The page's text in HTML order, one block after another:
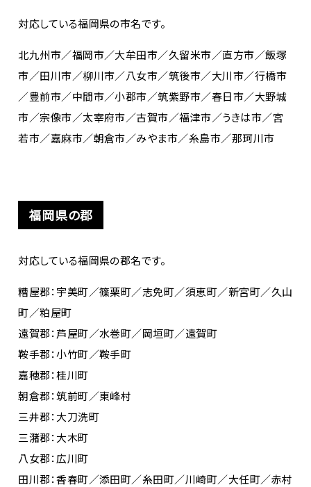
対応している福岡県の市名です。
北九州市／福岡市／大牟田市／久留米市／直方市／飯塚
市／田川市／柳川市／八女市／筑後市／大川市／行橋市
／豊前市／中間市／小郡市／筑紫野市／春日市／大野城
市／宗像市／太宰府市／古賀市／福津市／うきは市／宮
若市／嘉麻市／朝倉市／みやま市／糸島市／那珂川市
福岡県の郡
対応している福岡県の郡名です。
糟屋郡：宇美町／篠栗町／志免町／須恵町／新宮町／久山
町／粕屋町
遠賀郡：芦屋町／水巻町／岡垣町／遠賀町
鞍手郡：小竹町／鞍手町
嘉穂郡：桂川町
朝倉郡：筑前町／東峰村
三井郡：大刀洗町
三潴郡：大木町
八女郡：広川町
田川郡：香春町／添田町／糸田町／川崎町／大任町／赤村